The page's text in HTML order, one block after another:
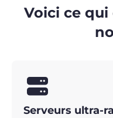
Voici ce
Serveurs ultra-